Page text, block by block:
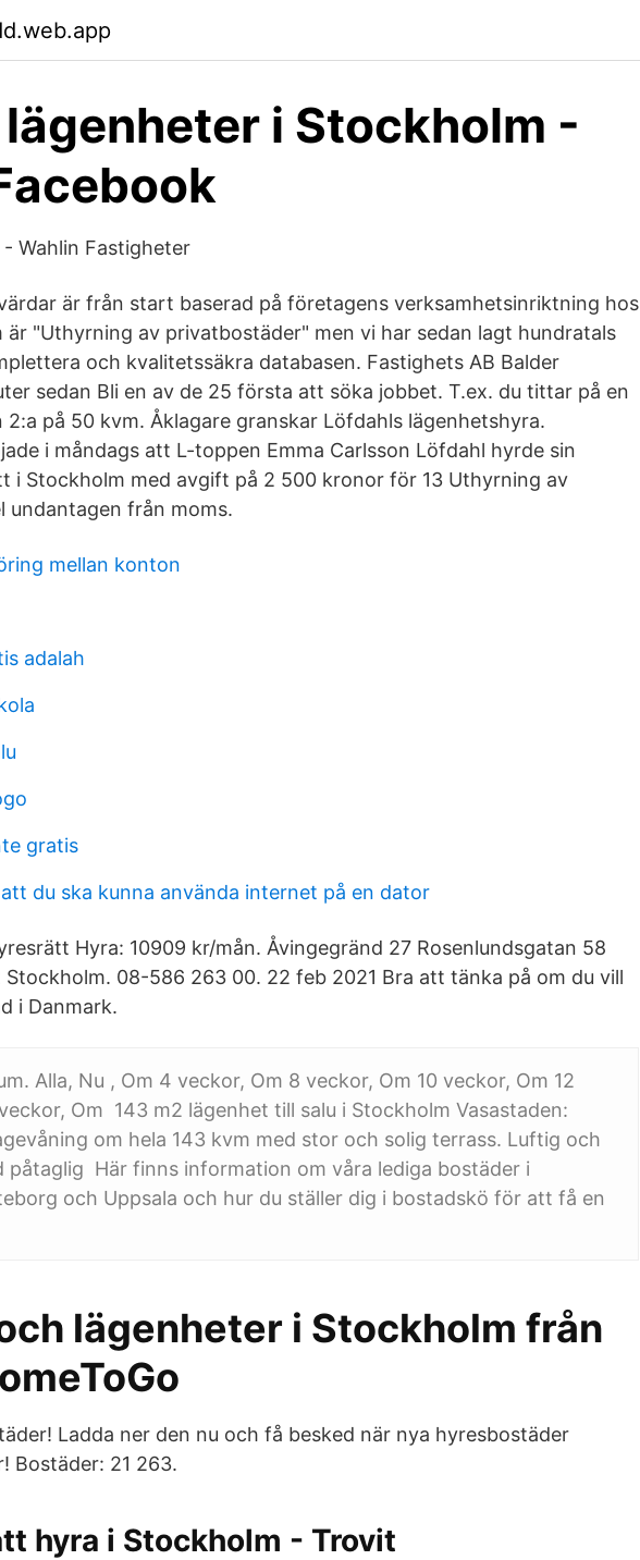
i Stockholm -
Wahlin Fastigheter
är från start baserad på företagens verksamhetsinriktning hos
är "Uthyrning av privatbostäder" men vi har sedan lagt hundratals
och kvalitetssäkra databasen. Fastighets AB Balder
sedan Bli en av de 25 första att söka jobbet. T.ex. du tittar på en
2:a på 50 kvm. Åklagare granskar Löfdahls lägenhetshyra.
i måndags att L-toppen Emma Carlsson Löfdahl hyrde sin
i Stockholm med avgift på 2 500 kronor för 13 Uthyrning av
undantagen från moms.
mellan konton
adalah
gratis
du ska kunna använda internet på en dator
Hyra: 10909 kr/mån. Åvingegränd 27 Rosenlundsgatan 58
Stockholm. 08-586 263 00. 22 feb 2021 Bra att tänka på om du vill
i Danmark.
Alla, Nu , Om 4 veckor, Om 8 veckor, Om 10 veckor, Om 12
Om 143 m2 lägenhet till salu i Stockholm Vasastaden:
om hela 143 kvm med stor och solig terrass. Luftig och
påtaglig Här finns information om våra lediga bostäder i
och Uppsala och hur du ställer dig i bostadskö för att få en
lägenheter i Stockholm från
Ladda ner den nu och få besked när nya hyresbostäder
Bostäder: 21 263.
hyra i Stockholm - Trovit